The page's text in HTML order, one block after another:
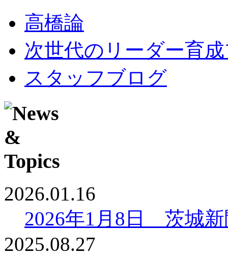
高橋論
次世代のリーダー育
スタッフブログ
2026.01.16
2026年1月8日 茨城
2025.08.27